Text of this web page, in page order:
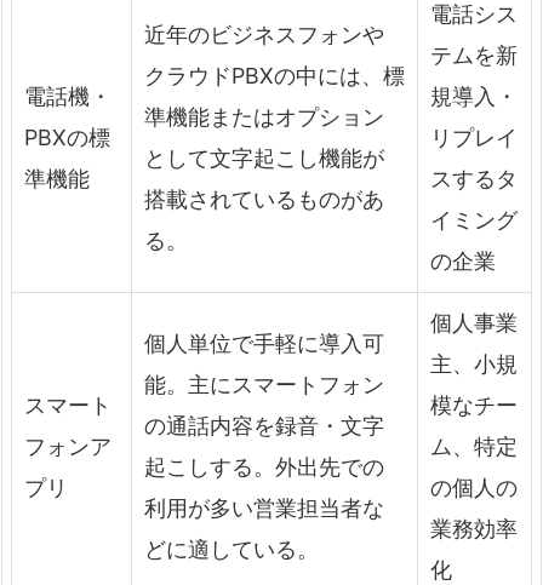
電話機・
PBXの標
準機能
近年のビジネスフォンや
クラウドPBXの中には、標
準機能またはオプション
として文字起こし機能が
搭載されているものがあ
る。
電話シス
テムを新
規導入・
リプレイ
スするタ
イミング
の企業
スマート
フォンア
プリ
個人単位で手軽に導入可
能。主にスマートフォン
の通話内容を録音・文字
起こしする。外出先での
利用が多い営業担当者な
どに適している。
個人事業
主、小規
模なチー
ム、特定
の個人の
業務効率
化